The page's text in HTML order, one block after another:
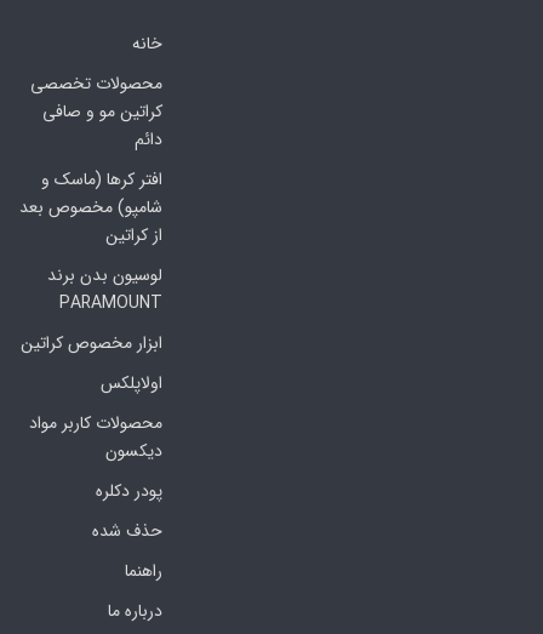
خانه
محصولات تخصصی
کراتین مو و صافی
دائم
افتر کرها (ماسک و
شامپو) مخصوص بعد
از کراتین
لوسیون بدن برند
PARAMOUNT
ابزار مخصوص کراتین
اولاپلکس
محصولات کاربر مواد
دیکسون
پودر دکلره
حذف شده
راهنما
درباره ما